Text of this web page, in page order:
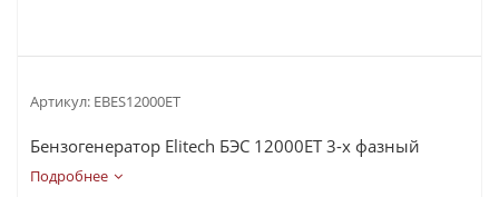
Артикул: EBES12000ET
Бензогенератор Elitech БЭС 12000ЕТ 3-х фазный
Подробнее